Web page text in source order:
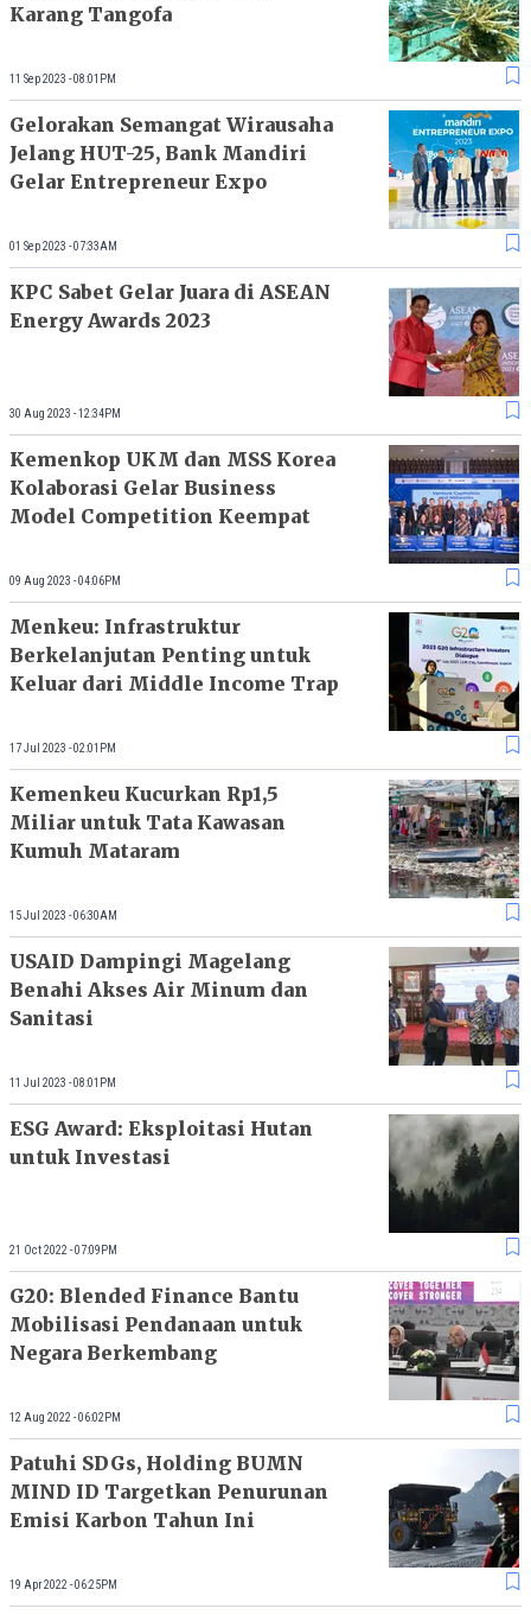
Karang Tangofa
11 Sep 2023 - 08:01PM
Gelorakan Semangat Wirausaha
Jelang HUT-25, Bank Mandiri
Gelar Entrepreneur Expo
01 Sep 2023 - 07:33AM
KPC Sabet Gelar Juara di ASEAN
Energy Awards 2023
30 Aug 2023 - 12:34PM
Kemenkop UKM dan MSS Korea
Kolaborasi Gelar Business
Model Competition Keempat
09 Aug 2023 - 04:06PM
Menkeu: Infrastruktur
Berkelanjutan Penting untuk
Keluar dari Middle Income Trap
17 Jul 2023 - 02:01PM
Kemenkeu Kucurkan Rp1,5
Miliar untuk Tata Kawasan
Kumuh Mataram
15 Jul 2023 - 06:30AM
USAID Dampingi Magelang
Benahi Akses Air Minum dan
Sanitasi
11 Jul 2023 - 08:01PM
ESG Award: Eksploitasi Hutan
untuk Investasi
21 Oct 2022 - 07:09PM
G20: Blended Finance Bantu
Mobilisasi Pendanaan untuk
Negara Berkembang
12 Aug 2022 - 06:02PM
Patuhi SDGs, Holding BUMN
MIND ID Targetkan Penurunan
Emisi Karbon Tahun Ini
19 Apr 2022 - 06:25PM